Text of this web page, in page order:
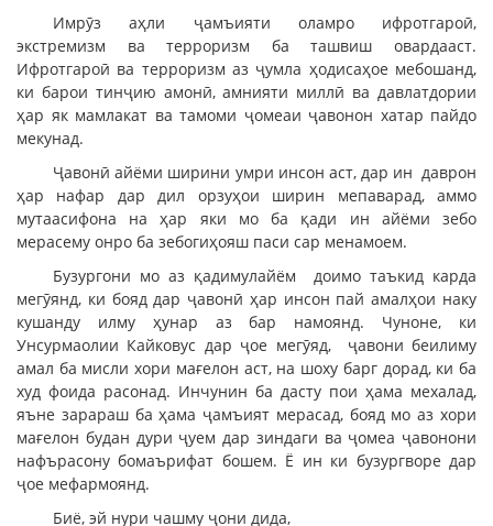
Имрӯз аҳли ҷамъияти оламро ифротгароӣ,
экстремизм ва терроризм ба ташвиш овардааст.
Ифротгароӣ ва терроризм аз ҷумла ҳодисаҳое мебошанд,
ки барои тинҷию амонӣ, амнияти миллӣ ва давлатдории
ҳар як мамлакат ва тамоми ҷомеаи ҷавонон хатар пайдо
мекунад.
Ҷавонӣ айёми ширини умри инсон аст, дар ин даврон
ҳар нафар дар дил орзуҳои ширин мепаварад, аммо
мутаасифона на ҳар яки мо ба қади ин айёми зебо
мерасему онро ба зебогиҳояш паси сар менамоем.
Бузургони мо аз қадимулайём доимо таъкид карда
мегӯянд, ки бояд дар ҷавонӣ ҳар инсон пай амалҳои наку
кушанду илму ҳунар аз бар намоянд. Чуноне, ки
Унсурмаолии Кайковус дар ҷое мегӯяд, ҷавони беилиму
амал ба мисли хори мағелон аст, на шоху барг дорад, ки ба
худ фоида расонад. Инчунин ба дасту пои ҳама мехалад,
яъне зарараш ба ҳама ҷамъият мерасад, бояд мо аз хори
мағелон будан дури ҷуем дар зиндаги ва ҷомеа ҷавонони
нафърасону бомаърифат бошем. Ё ин ки бузургворе дар
ҷое мефармоянд.
Биё, эй нури чашму ҷони дида,